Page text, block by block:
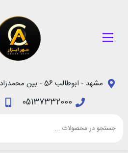
مشهد - ابوطالب 56 - بین محمدزاده17و19 - ساختمان دادآفرین
05137332000